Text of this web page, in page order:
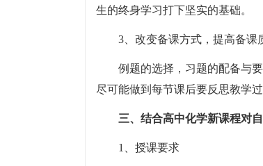
生的终身学习打下坚实的基础。
3、改变备课方式，提高备课
例题的选择，习题的配备与
尽可能做到每节课后要反思教学过
三、结合高中化学新课程对
1、授课要求